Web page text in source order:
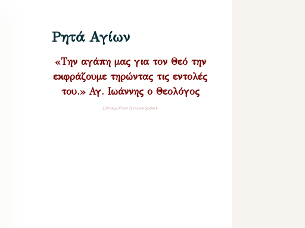
Ρητά Αγίων
«Την αγάπη μας για τον Θεό την
εκφράζουμε τηρώντας τις εντολές
του.» Αγ. Ιωάννης ο Θεολόγος
Σύναξη Νέων Παλαιοχωρίου